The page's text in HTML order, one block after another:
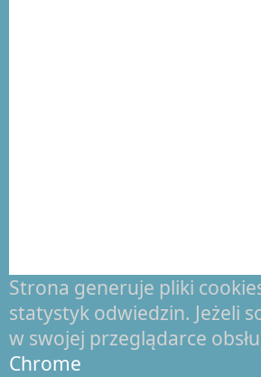
Strona generuje pliki
statystyk odwiedzin. Jeżeli
w swojej przeglądarce
Chrome